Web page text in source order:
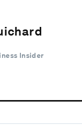
Insider